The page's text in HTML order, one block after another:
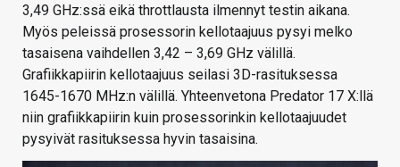
3,49 GHz:ssä eikä throttlausta ilmennyt testin aikana.
Myös peleissä prosessorin kellotaajuus pysyi melko
tasaisena vaihdellen 3,42 – 3,69 GHz välillä.
Grafiikkapiirin kellotaajuus seilasi 3D-rasituksessa
1645-1670 MHz:n välillä. Yhteenvetona Predator 17 X:llä
niin grafiikkapiirin kuin prosessorinkin kellotaajuudet
pysyivät rasituksessa hyvin tasaisina.